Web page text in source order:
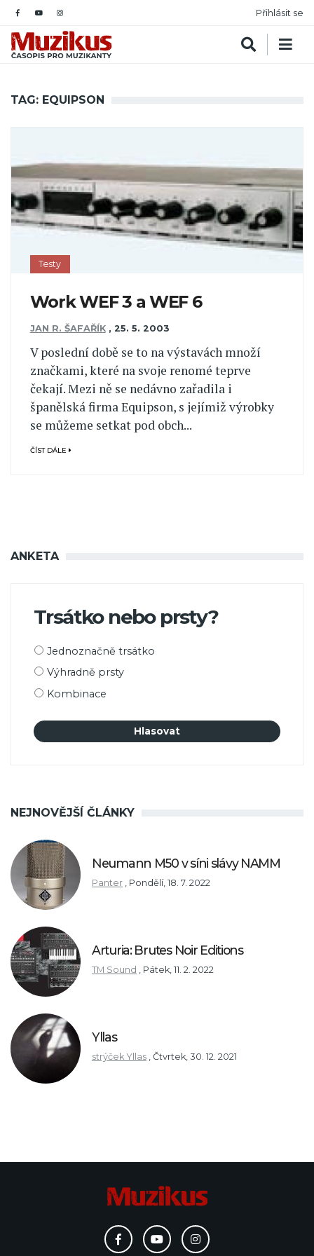
Přihlásit se
TAG: EQUIPSON
Testy
Work WEF 3 a WEF 6
JAN R. ŠAFAŘÍK , 25. 5. 2003
V poslední době se to na výstavách množí
značkami, které na svoje renomé teprve
čekají. Mezi ně se nedávno zařadila i
španělská firma Equipson, s jejímiž výrobky
se můžeme setkat pod obch...
ČÍST DÁLE
ANKETA
Trsátko nebo prsty?
Možnosti
Jednoznačně trsátko
Výhradně prsty
Kombinace
NEJNOVĚJŠÍ ČLÁNKY
Neumann M50 v síni slávy NAMM
Panter Pondělí, 18. 7. 2022
Arturia: Brutes Noir Editions
TM Sound Pátek, 11. 2. 2022
Yllas
strýček Yllas Čtvrtek, 30. 12. 2021